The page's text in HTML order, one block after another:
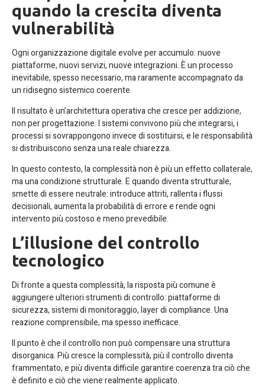
quando la crescita diventa
vulnerabilità
Ogni organizzazione digitale evolve per accumulo: nuove
piattaforme, nuovi servizi, nuove integrazioni. È un processo
inevitabile, spesso necessario, ma raramente accompagnato da
un ridisegno sistemico coerente.
Il risultato è un’architettura operativa che cresce per addizione,
non per progettazione. I sistemi convivono più che integrarsi, i
processi si sovrappongono invece di sostituirsi, e le responsabilità
si distribuiscono senza una reale chiarezza.
In questo contesto, la complessità non è più un effetto collaterale,
ma una condizione strutturale. E quando diventa strutturale,
smette di essere neutrale: introduce attriti, rallenta i flussi
decisionali, aumenta la probabilità di errore e rende ogni
intervento più costoso e meno prevedibile.
L’illusione del controllo
tecnologico
Di fronte a questa complessità, la risposta più comune è
aggiungere ulteriori strumenti di controllo: piattaforme di
sicurezza, sistemi di monitoraggio, layer di compliance. Una
reazione comprensibile, ma spesso inefficace.
Il punto è che il controllo non può compensare una struttura
disorganica. Più cresce la complessità, più il controllo diventa
frammentato, e più diventa difficile garantire coerenza tra ciò che
è definito e ciò che viene realmente applicato.